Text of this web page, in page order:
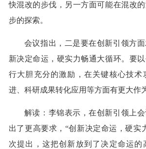
快混改的步伐，另一方面可能在混改
步的探索。
会议指出，二是要在创新引领方
新决定命运，硬实力畅通大循环。要
行大胆充分的激励，在关键核心技术
进、科研成果转化应用等方面有更大作
解读：李锦表示，在创新引领上
出了更高要求，“创新决定命运，硬实
次提出，这把创新放到了决定命运的